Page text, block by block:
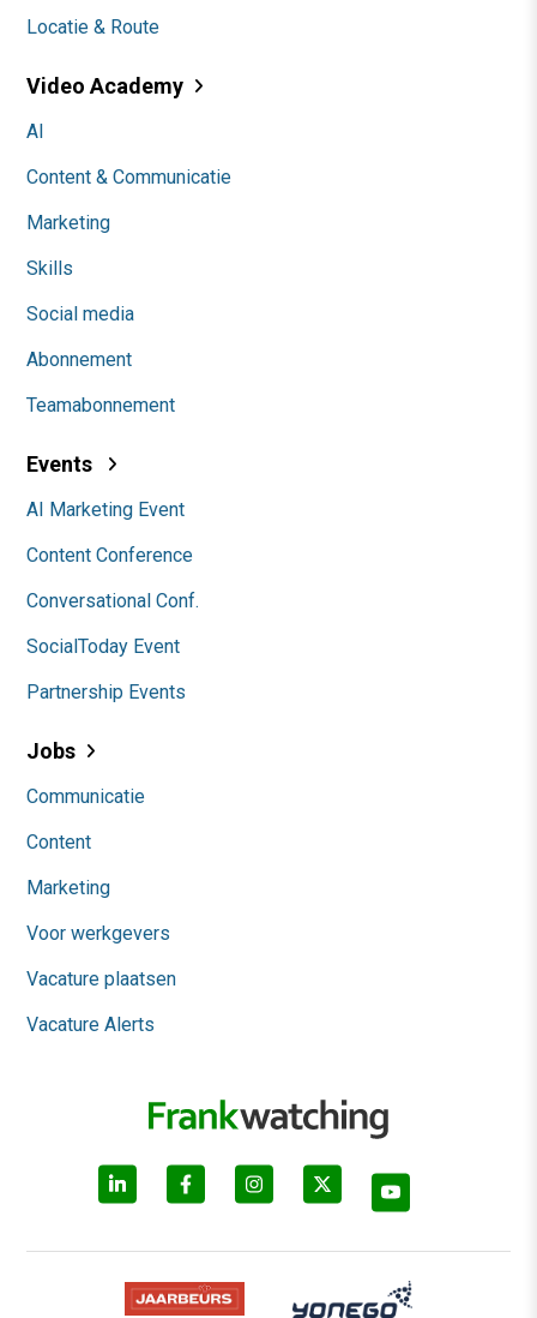
Locatie & Route
Video Academy
AI
Content & Communicatie
Marketing
Skills
Social media
Abonnement
Teamabonnement
Events
AI Marketing Event
Content Conference
Conversational Conf.
SocialToday Event
Partnership Events
Jobs
Communicatie
Content
Marketing
Voor werkgevers
Vacature plaatsen
Vacature Alerts